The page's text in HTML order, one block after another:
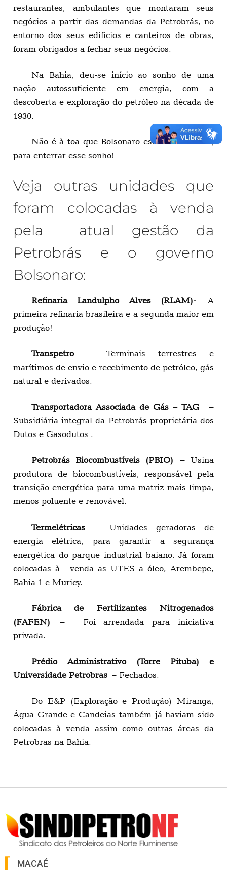
restaurantes, ambulantes que montaram seus
negócios a partir das demandas da Petrobrás, no
entorno dos seus edifícios e canteiros de obras,
foram obrigados a fechar seus negócios.
Na Bahia, deu-se início ao sonho de uma
nação autossuficiente em energia, com a
descoberta e exploração do petróleo na década de
1930.
Não é à toa que Bolsonaro escolheu a Bahia,
para enterrar esse sonho!
Veja outras unidades que
foram colocadas à venda
pela atual gestão da
Petrobrás e o governo
Bolsonaro:
Refinaria Landulpho Alves (RLAM)-A
primeira refinaria brasileira e a segunda maior em
produção!
Transpetro– Terminais terrestres e
marítimos de envio e recebimento de petróleo, gás
natural e derivados.
Transportadora Associada de Gás – TAG –
Subsidiária integral da Petrobrás proprietária dos
Dutos e Gasodutos .
Petrobrás Biocombustíveis (PBIO) – Usina
produtora de biocombustíveis, responsável pela
transição energética para uma matriz mais limpa,
menos poluente e renovável.
Termelétricas– Unidades geradoras de
energia elétrica, para garantir a segurança
energética do parque industrial baiano. Já foram
colocadas à venda as UTES a óleo, Arembepe,
Bahia 1 e Muricy.
Fábrica de Fertilizantes Nitrogenados
(FAFEN) – Foi arrendada para iniciativa
privada.
Prédio Administrativo (Torre Pituba) e
Universidade Petrobras – Fechados.
Do E&P (Exploração e Produção) Miranga,
Água Grande e Candeias também já haviam sido
colocadas à venda assim como outras áreas da
Petrobras na Bahia.
MACAÉ